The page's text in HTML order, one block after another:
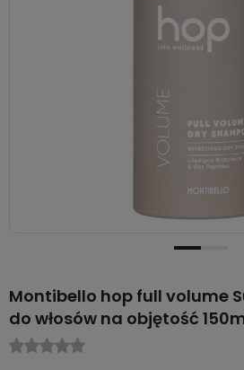
Montibello hop full volume
do włosów na objętość